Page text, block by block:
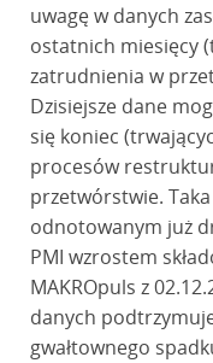
uwagę w danych
ostatnich miesięcy
zatrudnienia w
Dzisiejsze dane
się koniec
procesów
przetwórstwie.
odnotowanym już
PMI wzrostem
MAKROpuls z
danych
gwałtownego